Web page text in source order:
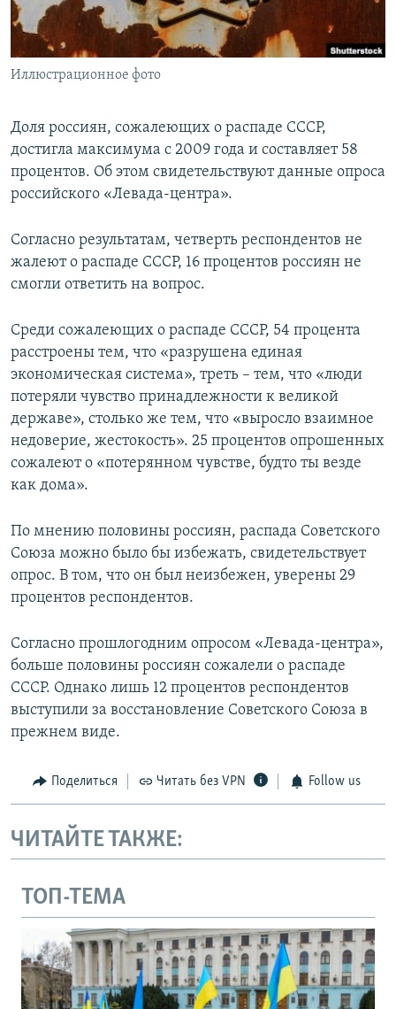
ПОБЕДИТЕЛЕЙ НЕ СУДЯТ?
КРЫМ.НЕПОКОРЕННЫЙ
ELIFBE
ПРИСОЕДИНЯЙТЕСЬ!
Все сайты RFE/RL
Иллюстрационное фото
Доля россиян, сожалеющих о распаде СССР,
достигла максимума с 2009 года и составляет 58
процентов. Об этом свидетельствуют данные опроса
российского «Левада-центра».
Согласно результатам, четверть респондентов не
жалеют о распаде СССР, 16 процентов россиян не
смогли ответить на вопрос.
Среди сожалеющих о распаде СССР, 54 процента
расстроены тем, что «разрушена единая
экономическая система», треть – тем, что «люди
потеряли чувство принадлежности к великой
державе», столько же тем, что «выросло взаимное
недоверие, жестокость». 25 процентов опрошенных
сожалеют о «потерянном чувстве, будто ты везде
как дома».
По мнению половины россиян, распада Советского
Союза можно было бы избежать, свидетельствует
опрос. В том, что он был неизбежен, уверены 29
процентов респондентов.
Согласно прошлогодним опросом «Левада-центра»,
больше половины россиян сожалели о распаде
СССР. Однако лишь 12 процентов респондентов
выступили за восстановление Советского Союза в
прежнем виде.
Поделиться Читать без VPN Follow us
ЧИТАЙТЕ ТАКЖЕ:
ТОП-ТЕМА